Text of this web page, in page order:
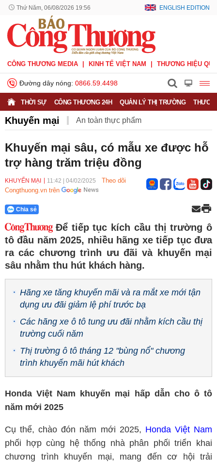
Thứ Năm, 06/08/2026 19:56 ENGLISH EDITION
CÔNG THƯƠNG MEDIA KINH TẾ VIỆT NAM THƯƠNG HIỆU
Đường dây nóng: 0866.59.4498
THỜI SỰ CÔNG THƯƠNG 24H QUẢN LÝ THỊ TRƯỜNG
Khuyến mại An toàn thực phẩm
Khuyến mại
Sản phẩm mới
Khuyến mại sâu, có mẫu xe được hỗ
trợ hàng trăm triệu đồng
KHUYẾN MẠI 11:42 04/02/2025
Theo dõi
Congthuong.vn trên
Chia sẻ
Để tiếp tục kích cầu thị trường ô
tô đầu năm 2025, nhiều hãng xe tiếp tục đưa
ra các chương trình ưu đãi và khuyến mại
sâu nhằm thu hút khách hàng.
Hãng xe tăng khuyến mãi và ra mắt xe mới tận
dụng ưu đãi giảm lệ phí trước bạ
Các hãng xe ô tô tung ưu đãi nhằm kích cầu thị
trường cuối năm
Thị trường ô tô tháng 12 "bùng nổ" chương
trình khuyến mãi hút khách
Honda Việt Nam khuyến mại hấp dẫn cho ô tô
năm mới 2025
Cụ thể, chào đón năm mới 2025, Honda Việt Nam
phối hợp cùng hệ thống nhà phân phối triển khai
chương trình khuyến mại, mang đến cơ hội trải